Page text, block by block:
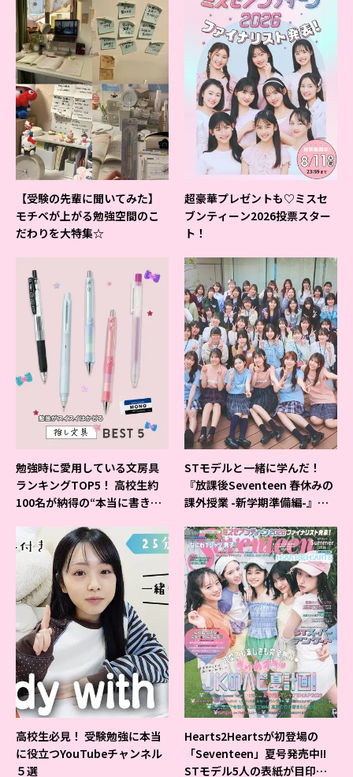
【受験の先輩に聞いてみた】
モチベが上がる勉強空間のこ
だわりを大特集☆
超豪華プレゼントも♡ミスセ
ブンティーン2026投票スター
ト！
勉強時に愛用している文房具
ランキングTOP5！ 高校生約
100名が納得の“本当に書きや
STモデルと一緒に学んだ！
『放課後Seventeen 春休みの
課外授業 -新学期準備編-』イ
高校生必見！ 受験勉強に本当
に役立つYouTubeチャンネル
５選
Hearts2Heartsが初登場の
「Seventeen」夏号発売中!!
STモデル5人の表紙が目印だ